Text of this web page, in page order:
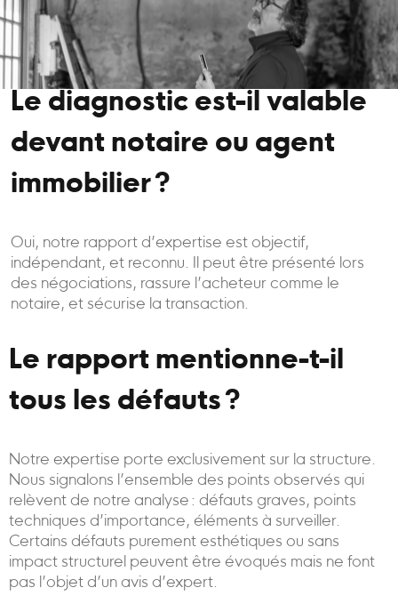
Le diagnostic est-il valable
devant notaire ou agent
immobilier ?
Oui, notre rapport d’expertise est objectif,
indépendant, et reconnu. Il peut être présenté lors
des négociations, rassure l’acheteur comme le
notaire, et sécurise la transaction.
Le rapport mentionne-t-il
tous les défauts ?
Notre expertise porte exclusivement sur la structure.
Nous signalons l’ensemble des points observés qui
relèvent de notre analyse : défauts graves, points
techniques d’importance, éléments à surveiller.
Certains défauts purement esthétiques ou sans
impact structurel peuvent être évoqués mais ne font
pas l’objet d’un avis d’expert.